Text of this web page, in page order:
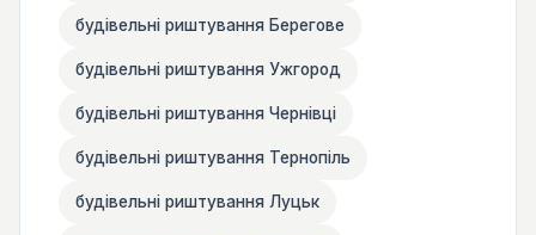
будівельні риштування Берегове
будівельні риштування Ужгород
будівельні риштування Чернівці
будівельні риштування Тернопіль
будівельні риштування Луцьк